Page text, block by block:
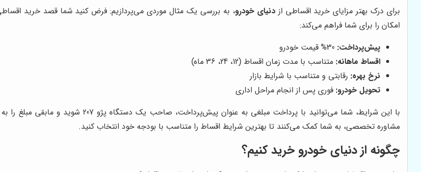
برای درک بهتر مزایای خرید اقساطی ازدنیای خودرو، به بررسی یک مثال موردی می‌پردازیم: فرض کنید شما قصد خرید اقساطی یک
امکان را برای شما فراهم می‌کند:
پیش‌پرداخت:
اقساط ماهانه: متناسب با مدت زمان اقساط (12، 24، 36 ماه)
نرخ بهره: رقابتی و متناسب با شرایط بازار
تحویل خودرو: فوری پس از انجام مراحل اداری
با این شرایط، شما می‌توانید با پرداخت مبلغی به عنوان پیش‌پرداخت، صاحب یک دستگاه پژو 207 شوید و مابقی مبلغ را به صورت اقساط ماهانه پرداخت کنید. کارشناسان
مشاوره تخصصی، به شما کمک می‌کنند تا بهترین شرایط اقساط را متناسب با بودجه خود انتخاب کنید.
چگونه ازدنیای خودرو خرید کنیم؟